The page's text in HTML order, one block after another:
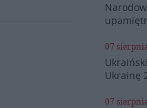
07
Ukrainę
07